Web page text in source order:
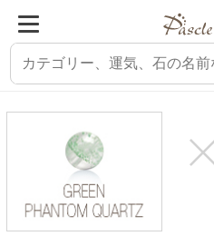
パスクル 組み合わせ・相性チェック